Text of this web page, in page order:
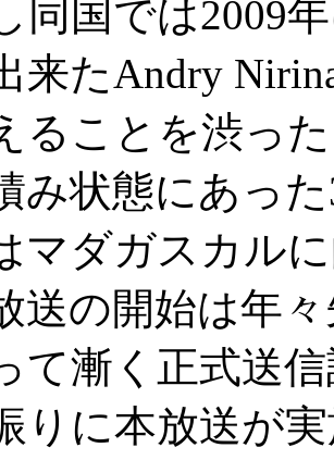
国では2009
来たAndry
ることを渋っ
み状態にあっ
マダガスカル
送の開始は年
て漸く正式送
りに本放送が